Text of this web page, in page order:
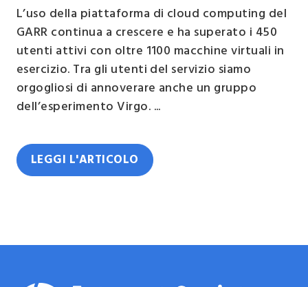
L’uso della piattaforma di cloud computing del
GARR continua a crescere e ha superato i 450
utenti attivi con oltre 1100 macchine virtuali in
esercizio. Tra gli utenti del servizio siamo
orgogliosi di annoverare anche un gruppo
dell’esperimento Virgo. ...
LEGGI L'ARTICOLO